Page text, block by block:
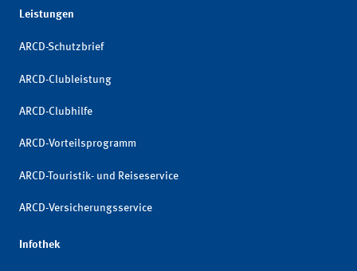
Leistungen
ARCD-Schutzbrief
ARCD-Clubleistung
ARCD-Clubhilfe
ARCD-Vorteilsprogramm
ARCD-Touristik- und Reiseservice
ARCD-Versicherungsservice
Infothek